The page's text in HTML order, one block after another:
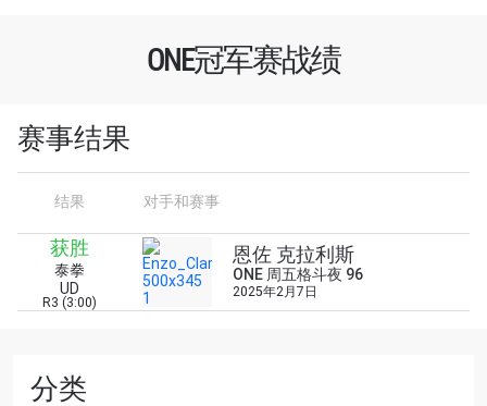
ONE冠军赛战绩
赛事结果
结果 对手和赛事
获胜
泰拳
UD
R3 (3:00)
恩佐 克拉利斯
ONE 周五格斗夜 96
2025年2月7日
分类
浏览了解更多
解最新资讯、解锁特别福利以及优先机遇获得直播
场次的最佳座位！
邮箱
名字